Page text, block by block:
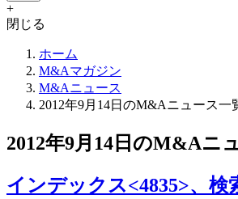
+
閉じる
ホーム
M&Aマガジン
M&Aニュース
2012年9月14日のM&Aニュース一
2012年9月14日のM&Aニ
インデックス<4835>、検